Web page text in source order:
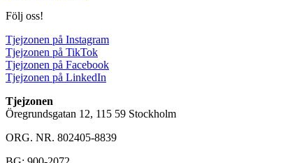
Följ oss!
Tjejzonen på Instagram
Tjejzonen på TikTok
Tjejzonen på Facebook
Tjejzonen på LinkedIn
Tjejzonen
Öregrundsgatan 12, 115 59 Stockholm
ORG. NR. 802405-8839